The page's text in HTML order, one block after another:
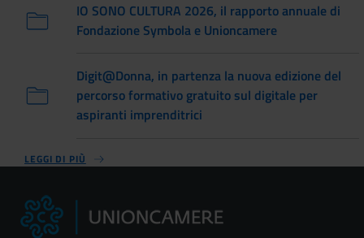
IO SONO CULTURA 2026, il rapporto annuale di
Fondazione Symbola e Unioncamere
Digit@Donna, in partenza la nuova edizione del
percorso formativo gratuito sul digitale per
aspiranti imprenditrici
LEGGI DI PIÙ